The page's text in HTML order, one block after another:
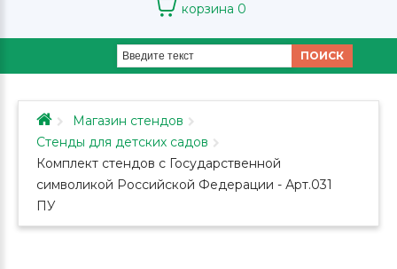
корзина 0
ПОИСК
Магазин стендов
Стенды для детских садов
Комплект стендов с Государственной
символикой Российской Федерации - Арт.031
ПУ